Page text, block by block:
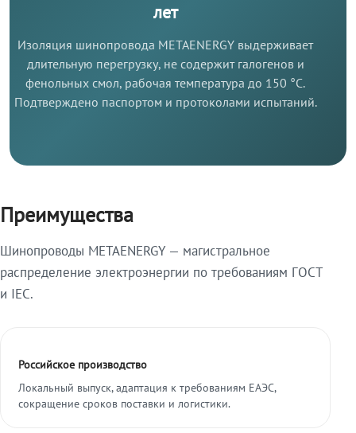
лет
Изоляция шинопровода METAENERGY выдерживает
длительную перегрузку, не содержит галогенов и
фенольных смол, рабочая температура до 150 °C.
Подтверждено паспортом и протоколами испытаний.
Преимущества
Шинопроводы METAENERGY — магистральное
распределение электроэнергии по требованиям ГОСТ
и IEC.
Российское производство
Локальный выпуск, адаптация к требованиям ЕАЭС,
сокращение сроков поставки и логистики.